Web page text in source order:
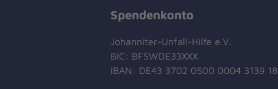
Spendenkonto
Johanniter-Unfall-Hilfe e.V.
BIC: BFSWDE33XXX
IBAN: DE43 3702 0500 0004 3139 18